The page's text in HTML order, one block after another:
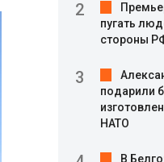
пугать
стороны
подарили
НАТО
В